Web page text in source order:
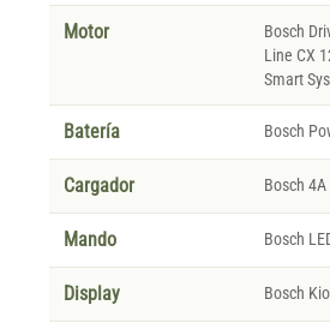
Motor
Bosch
Line CX
Smart
Batería Bosch
Cargador Bosch 4A
Mando Bosch
Display Bosch